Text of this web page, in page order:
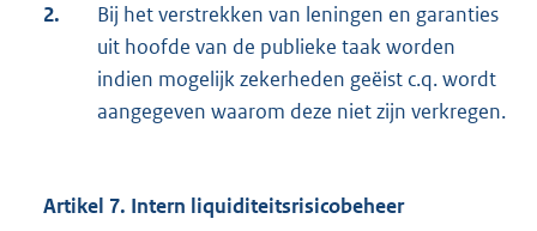
2.
Bij het verstrekken van leningen en garanties
uit hoofde van de publieke taak worden
indien mogelijk zekerheden geëist c.q. wordt
aangegeven waarom deze niet zijn verkregen.
Artikel 7. Intern liquiditeitsrisicobeheer